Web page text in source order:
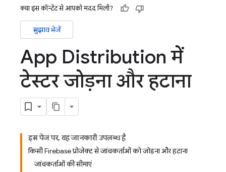
क्या इस कॉन्टेंट से आपको मदद मिली?
सुझाव भेजें
App Distribution में
टेस्टर जोड़ना और हटाना
इस पेज पर, यह जानकारी उपलब्ध है
किसी Firebase प्रोजेक्ट से जांचकर्ताओं को जोड़ना और हटाना
जांचकर्ताओं की सीमाएं